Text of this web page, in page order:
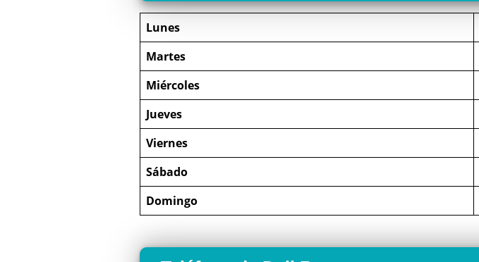
Lunes
Martes
Miércoles
Jueves
Viernes
Sábado
Domingo